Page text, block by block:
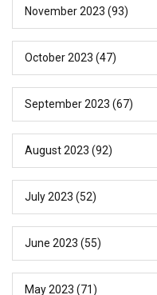
November 2023 (93)
October 2023 (47)
September 2023 (67)
August 2023 (92)
July 2023 (52)
June 2023 (55)
May 2023 (71)